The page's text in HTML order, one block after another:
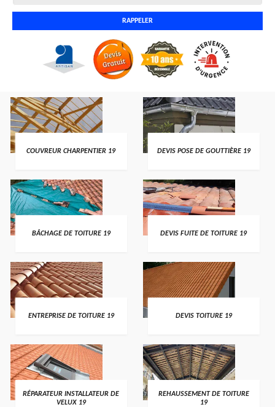
COUVREUR CHARPENTIER 19 DEVIS POSE DE GOUTTIÈRE 19
BÂCHAGE DE TOITURE 19 DEVIS FUITE DE TOITURE 19
ENTREPRISE DE TOITURE 19 DEVIS TOITURE 19
RÉPARATEUR INSTALLATEUR DE
VELUX 19
REHAUSSEMENT DE TOITURE
19